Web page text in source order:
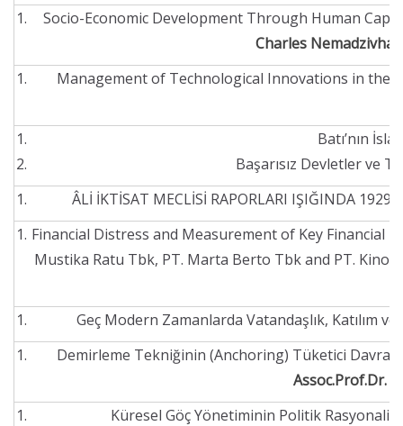
Socio-Economic Development Through Human
Charles
Management of Technological Innovations in
Batı’nın
Başarısız Devletler ve
ÂLİ İKTİSAT MECLİSİ RAPORLARI IŞIĞINDA
Financial Distress and Measurement of Key Financial
Mustika Ratu Tbk, PT. Marta Berto Tbk and PT. Kino
Geç Modern Zamanlarda Vatandaşlık, Katılım
Demirleme Tekniğinin (Anchoring) Tüketici
Assoc.Prof.Dr.
Küresel Göç Yönetiminin Politik